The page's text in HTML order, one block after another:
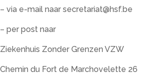
– via e-mail naar secretariat@hsf.be
– per post naar
Ziekenhuis Zonder Grenzen VZW
Chemin du Fort de Marchovelette 26